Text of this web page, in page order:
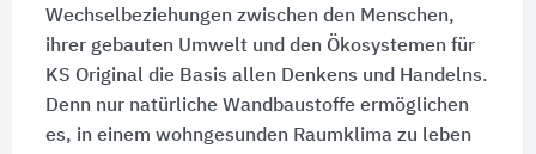
Wechselbeziehungen zwischen den Menschen,
ihrer gebauten Umwelt und den Ökosystemen für
KS Original die Basis allen Denkens und Handelns.
Denn nur natürliche Wandbaustoffe ermöglichen
es, in einem wohngesunden Raumklima zu leben